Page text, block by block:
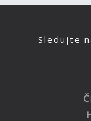
Sledujte